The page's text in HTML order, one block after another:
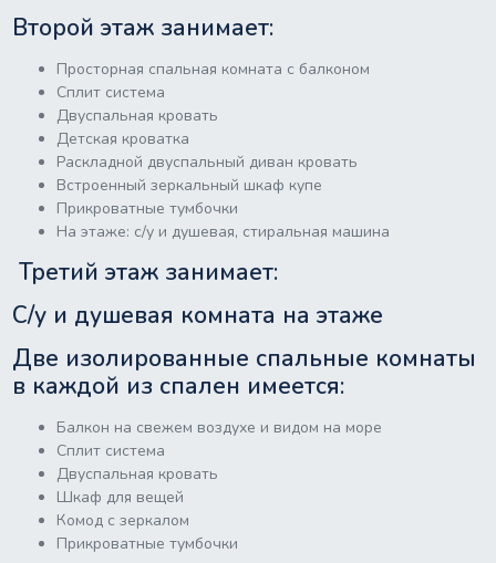
Второй этаж занимает:
Просторная спальная комната с балконом
Сплит система
Двуспальная кровать
Детская кроватка
Раскладной двуспальный диван кровать
Встроенный зеркальный шкаф купе
Прикроватные тумбочки
На этаже: с/у и душевая, стиральная машина
Третий этаж занимает:
С/у и душевая комната на этаже
Две изолированные спальные комнаты
в каждой из спален имеется:
Балкон на свежем воздухе и видом на море
Сплит система
Двуспальная кровать
Шкаф для вещей
Комод с зеркалом
Прикроватные тумбочки